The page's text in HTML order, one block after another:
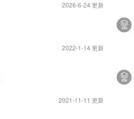
2026-6-24 更新
2022-1-14 更新
2021-11-11 更新